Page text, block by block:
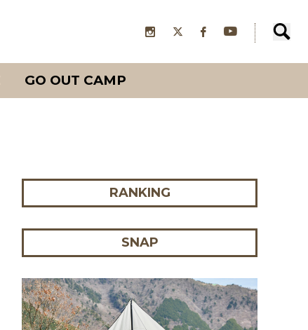
GO OUT CAMP
RANKING
SNAP